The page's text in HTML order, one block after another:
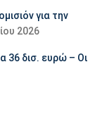
για την
2026
36 δισ. ευρώ – Οι